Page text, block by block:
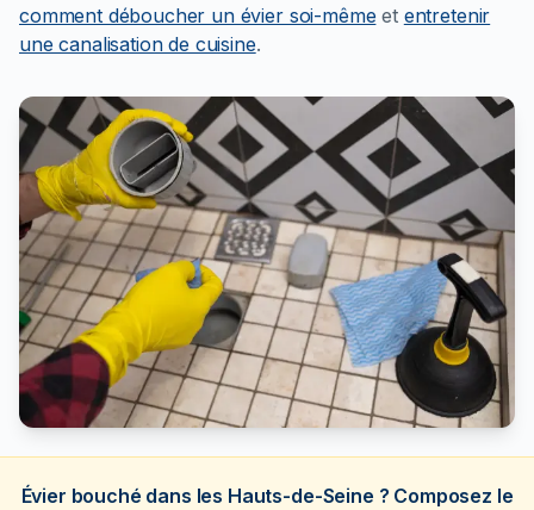
comment déboucher un évier soi-mêmeet entretenir
une canalisation de cuisine.
Évier bouché dans les Hauts-de-Seine ? Composez le